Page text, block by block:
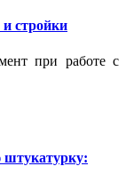
стройки
при работе с